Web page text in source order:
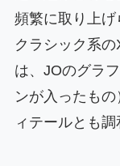
頻繁に取り上
クラシック系
は、JOのグラ
ンが入ったも
ィテールとも調